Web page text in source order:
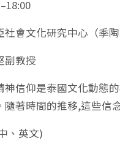
會文化研究中心（季陶
副教授
神信仰是泰國文化動態
隨著時間的推移,這些信
、英文)